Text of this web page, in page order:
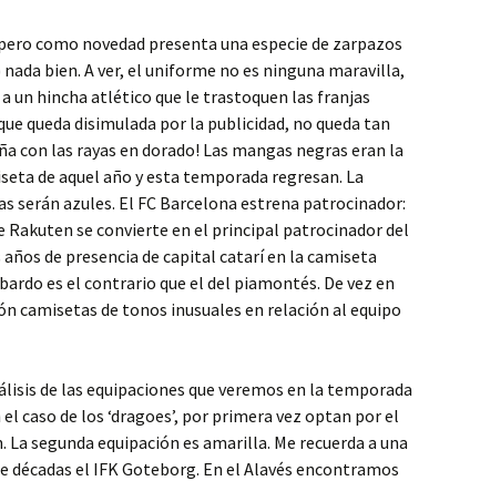
como novedad presenta una especie de zarpazos
bien. A ver, el uniforme no es ninguna maravilla,
un hincha atlético que le trastoquen las franjas
queda disimulada por la publicidad, no queda tan
con las rayas en dorado! Las mangas negras eran la
de aquel año y esta temporada regresan. La
serán azules. El FC Barcelona estrena patrocinador:
se convierte en el principal patrocinador del
de presencia de capital catarí en la camiseta
es el contrario que el del piamontés. De vez en
camisetas de tonos inusuales en relación al equipo
de las equipaciones que veremos en la temporada
caso de los ‘dragoes’, por primera vez optan por el
segunda equipación es amarilla. Me recuerda a una
décadas el IFK Goteborg. En el Alavés encontramos